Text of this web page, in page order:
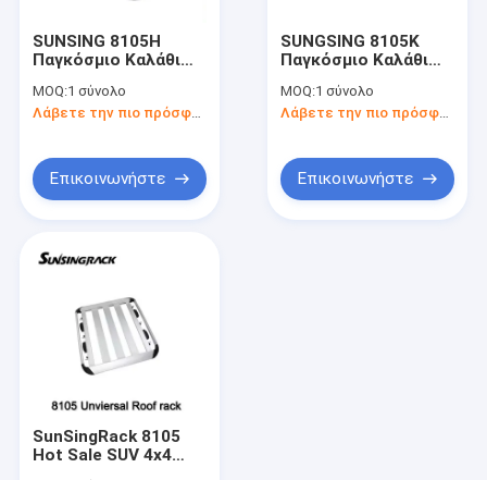
SUNSING 8105H
Παγκόσμιο Καλάθι
Αυτοκινήτου
Ανθεκτικό 4x4
Οροφή με κλειδαριές
MOQ:1 σύνολο
Λάβετε την πιο πρόσφατη τιμή
Επικοινωνήστε
SUNGSING 8105K
Παγκόσμιο Καλάθι
από χάλυβα και
αλουμίνιο 4x4
μεταφορά
αποσκευών
MOQ:1 σύνολο
Επικοινωνήστε
SunSingRack 8105
Hot Sale SUV 4x4